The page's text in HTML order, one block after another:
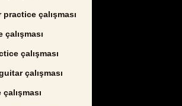
çalışması
çalışması
çalışması